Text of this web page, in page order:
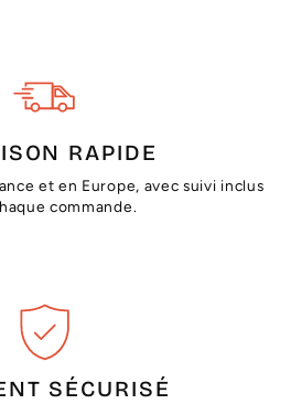
RAPIDE
et en Europe, avec suivi inclus
commande.
SÉCURISÉ